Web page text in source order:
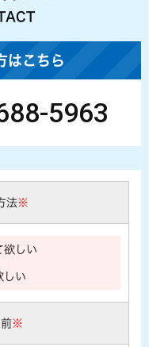
はこちら
5963
法※
欲しい
しい
※